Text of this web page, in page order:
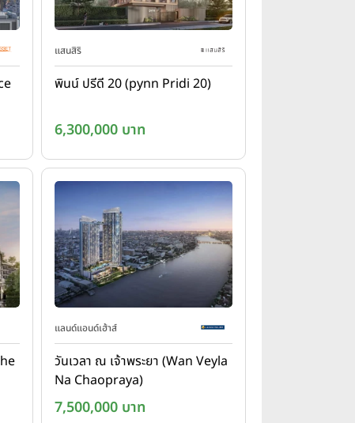
แสนสิริ
พินน์ ปรีดี 20 (pynn Pridi 20)
6,300,000 บาท
แลนด์แอนด์เฮ้าส์
วันเวลา ณ เจ้าพระยา (Wan Veyla
Na Chaopraya)
7,500,000 บาท